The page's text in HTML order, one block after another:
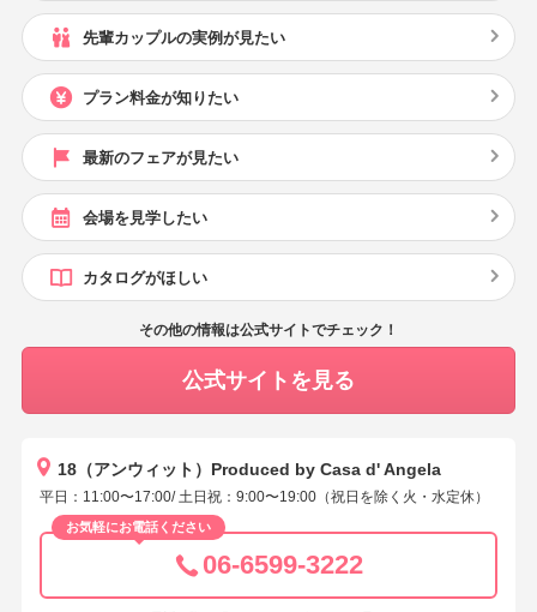
先輩カップルの実例が見たい
プラン料金が知りたい
最新のフェアが見たい
会場を見学したい
カタログがほしい
その他の情報は公式サイトでチェック！
公式サイトを見る
18（アンウィット）Produced by Casa d' Angela
平日：11:00〜17:00/ 土日祝：9:00〜19:00（祝日を除く火・水定休）
お気軽にお電話ください
06-6599-3222